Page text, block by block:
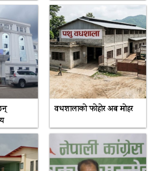
वधशालाको फोहोर अब मोहर